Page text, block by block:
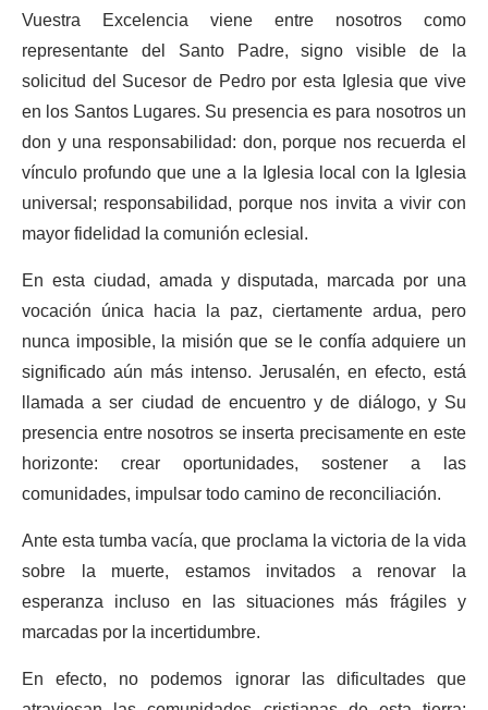
Vuestra Excelencia viene entre nosotros como
representante del Santo Padre, signo visible de la
solicitud del Sucesor de Pedro por esta Iglesia que vive
en los Santos Lugares. Su presencia es para nosotros un
don y una responsabilidad: don, porque nos recuerda el
vínculo profundo que une a la Iglesia local con la Iglesia
universal; responsabilidad, porque nos invita a vivir con
mayor fidelidad la comunión eclesial.
En esta ciudad, amada y disputada, marcada por una
vocación única hacia la paz, ciertamente ardua, pero
nunca imposible, la misión que se le confía adquiere un
significado aún más intenso. Jerusalén, en efecto, está
llamada a ser ciudad de encuentro y de diálogo, y Su
presencia entre nosotros se inserta precisamente en este
horizonte: crear oportunidades, sostener a las
comunidades, impulsar todo camino de reconciliación.
Ante esta tumba vacía, que proclama la victoria de la vida
sobre la muerte, estamos invitados a renovar la
esperanza incluso en las situaciones más frágiles y
marcadas por la incertidumbre.
En efecto, no podemos ignorar las dificultades que